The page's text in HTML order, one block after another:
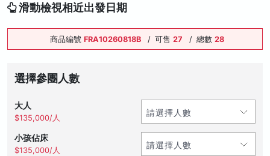
滑動檢視相近出發日期
商品編號 FRA10260818B / 可售 27 / 總數 28
選擇參團人數
大人
$135,000/人
小孩佔床
$135,000/人